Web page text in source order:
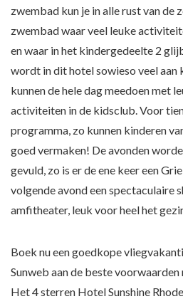
zwembad kun je in alle rust van de
zwembad waar veel leuke
en waar in het kindergedeelte 2
wordt in dit hotel sowieso veel aan
kunnen de hele dag meedoen met
activiteiten in de kidsclub. Voor
programma, zo kunnen kinderen
goed vermaken! De avonden
gevuld, zo is er de ene keer een
volgende avond een spectaculaire
amfitheater, leuk voor heel het
Boek nu een goedkope
Sunweb aan de beste
Het 4 sterren Hotel Sunshine